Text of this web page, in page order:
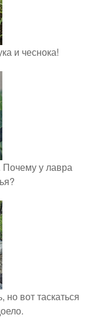
и чеснока!
Почему у лавра
вот таскаться